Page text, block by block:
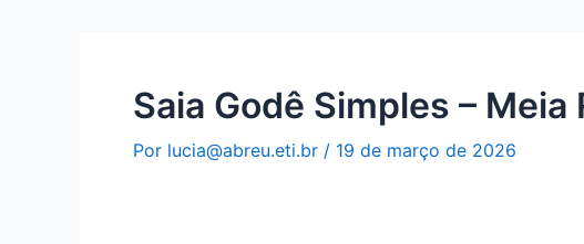
Saia Godê Simples –
Por lucia@abreu.eti.br / 19 de março de 2026